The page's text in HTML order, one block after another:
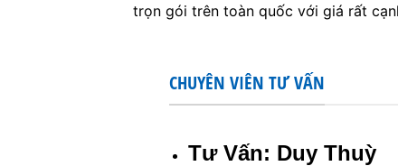
trọn gói trên toàn quốc với giá rất
CHUYÊN VIÊN TƯ VẤN
Tư Vấn: Duy Thuỳ